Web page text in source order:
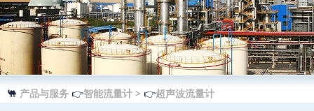
🐫 产品与服务 👉智能流量计 > 👉超声波流量计